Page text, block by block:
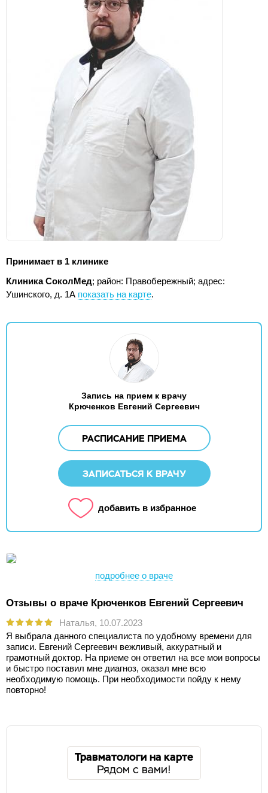
Принимает в 1 клинике
Клиника СоколМед; район: Правобережный; адрес:
Ушинского, д. 1А показать на карте.
Запись на прием к врачу
Крюченков Евгений Сергеевич
РАСПИСАНИЕ ПРИЕМА
ЗАПИСАТЬСЯ К ВРАЧУ
добавить в избранное
подробнее о враче
Отзывы о враче Крюченков Евгений Сергеевич
Наталья, 10.07.2023
Я выбрала данного специалиста по удобному времени для
записи. Евгений Сергеевич вежливый, аккуратный и
грамотный доктор. На приеме он ответил на все мои вопросы
и быстро поставил мне диагноз, оказал мне всю
необходимую помощь. При необходимости пойду к нему
повторно!
Травматологи на карте
Рядом с вами!